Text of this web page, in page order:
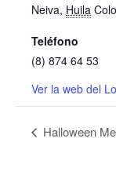
Neiva, Huila
Teléfono
(8) 874 64 53
Ver la web del
Halloween